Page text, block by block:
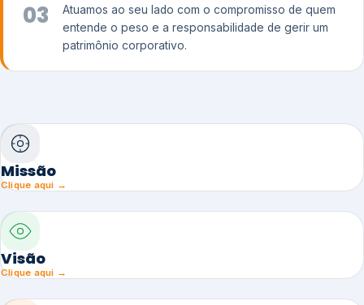
03
Atuamos ao seu lado com o compromisso de quem
entende o peso e a responsabilidade de gerir um
patrimônio corporativo.
Missão
Clique aqui →
Visão
Clique aqui →